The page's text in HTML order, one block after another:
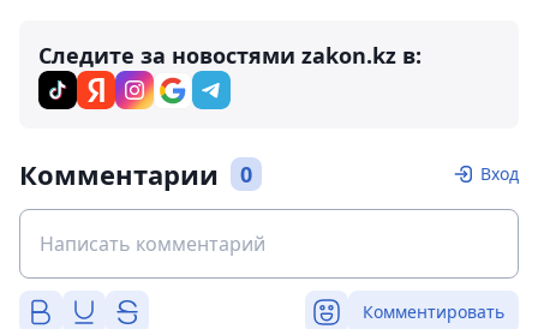
Следите за новостями zakon.kz в:
Комментарии 0 Вход
Комментировать